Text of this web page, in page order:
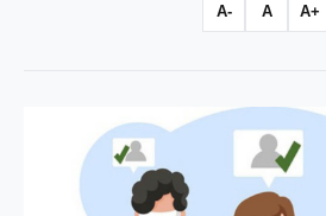
A- A A+